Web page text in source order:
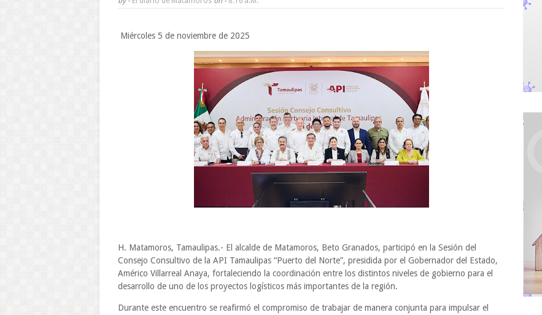
Miércoles 5 de noviembre de 2025
H. Matamoros, Tamaulipas.- El alcalde de Matamoros, Beto Granados, participó en la Sesión del
Consejo Consultivo de la API Tamaulipas “Puerto del Norte”, presidida por el Gobernador del Estado,
Américo Villarreal Anaya, fortaleciendo la coordinación entre los distintos niveles de gobierno para el
desarrollo de uno de los proyectos logísticos más importantes de la región.
Durante este encuentro se reafirmó el compromiso de trabajar de manera conjunta para impulsar el